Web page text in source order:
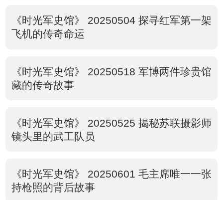
《时光军史馆》 20250504 探寻红军第一架
飞机的传奇命运
《时光军史馆》 20250518 军博两件珍贵馆
藏的传奇故事
《时光军史馆》 20250525 揭秘苏联摄影师
镜头里的武工队员
《时光军史馆》 20250601 毛主席唯一一张
持枪照的背后故事